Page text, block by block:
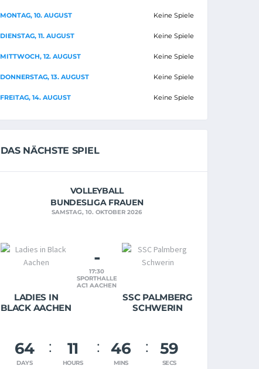
MONTAG, 10. AUGUST Keine Spiele
DIENSTAG, 11. AUGUST Keine Spiele
MITTWOCH, 12. AUGUST Keine Spiele
DONNERSTAG, 13. AUGUST Keine Spiele
FREITAG, 14. AUGUST Keine Spiele
DAS NÄCHSTE SPIEL
VOLLEYBALL
BUNDESLIGA FRAUEN
SAMSTAG, 10. OKTOBER 2026
LADIES IN
BLACK AACHEN
-
17:30
SPORTHALLE
AC1 AACHEN
SSC PALMBERG
SCHWERIN
64
DAYS
11
HOURS
46
MINS
58
SECS